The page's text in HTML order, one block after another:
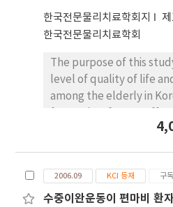
decreasing the
semitendinosus muscle.
신전하여 삼킴을 시도하였을
의할만한 결과를 보이지 않
킨 자세에서 삼킴을 유도하
을 활성화시키고 목뿔의 가
식이를 위한 방법으로 제안
한국전문물리치료학회지
한국전문물리치료학회
The purpose of this
level of quality of life
among the elderly in
life of the elderly in
from 2005. We sampled
(10.5%) elderly from
2006.09 KCI 등재 구
수중이완운동이 편마비 환